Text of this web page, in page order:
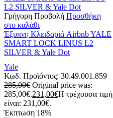
Γρήγορη Προβολή Προσθήκη
στο καλάθι
Έξυπνη Kλειδαριά Airbnb YALE
SMART LOCK LINUS L2
SILVER & Yale Dot
Yale
Κωδ. Προϊόντος: 30.49.001.859
285,00€ Original price was:
285,00€.231,00€Η τρέχουσα τιμή
είναι: 231,00€.
Έκπτωση 18%